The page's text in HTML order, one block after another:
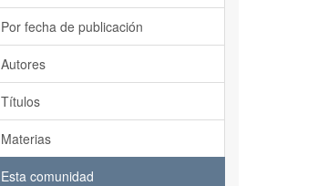
Por fecha de publicación
Autores
Títulos
Materias
Esta comunidad